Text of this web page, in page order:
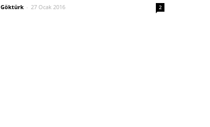
Göktürk - 27 Ocak 2016 2